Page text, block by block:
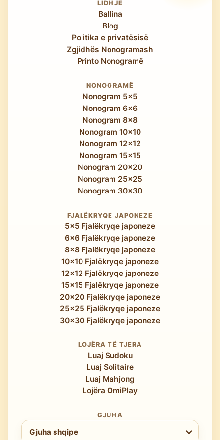
LIDHJE
Ballina
Blog
Politika e privatësisë
Zgjidhës Nonogramash
Printo Nonogramë
NONOGRAMË
Nonogram 5x5
Nonogram 6x6
Nonogram 8x8
Nonogram 10x10
Nonogram 12x12
Nonogram 15x15
Nonogram 20x20
Nonogram 25x25
Nonogram 30x30
FJALËKRYQE JAPONEZE
5x5 Fjalëkryqe japoneze
6x6 Fjalëkryqe japoneze
8x8 Fjalëkryqe japoneze
10x10 Fjalëkryqe japoneze
12x12 Fjalëkryqe japoneze
15x15 Fjalëkryqe japoneze
20x20 Fjalëkryqe japoneze
25x25 Fjalëkryqe japoneze
30x30 Fjalëkryqe japoneze
LOJËRA TË TJERA
Luaj Sudoku
Luaj Solitaire
Luaj Mahjong
Lojëra OmiPlay
GJUHA
Zgjidh gjuhën
Gjuha shqipe